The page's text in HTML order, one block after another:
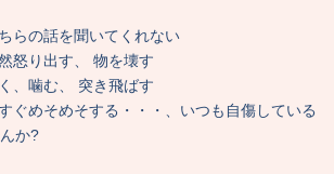
らの話を聞いてくれない
怒り出す、 物を壊す
、噛む、 突き飛ばす
ぐめそめそする・・・、いつも自傷している
か?